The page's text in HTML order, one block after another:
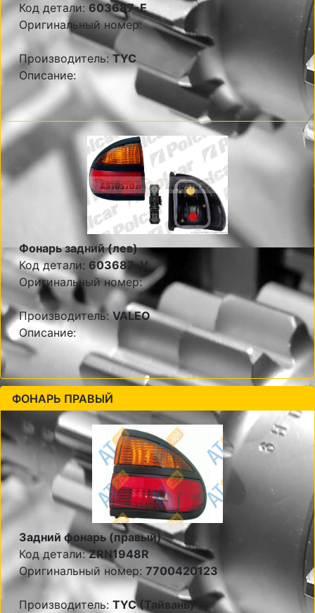
Код детали: 603687-E
Оригинальный номер:
Производитель: TYC
Описание:
Фонарь задний (лев)
Код детали: 603687-V
Оригинальный номер:
Производитель:VALEO
Описание:
ФОНАРЬ ПРАВЫЙ
Задний фонарь (правый)
Код детали:ZRN1948R
Оригинальный номер: 7700420123
Производитель: TYC (Тайвань)